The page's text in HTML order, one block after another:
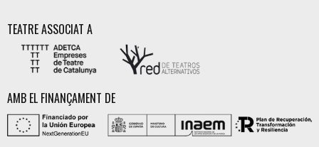
TEATRE ASSOCIAT A
AMB EL FINANÇAMENT DE